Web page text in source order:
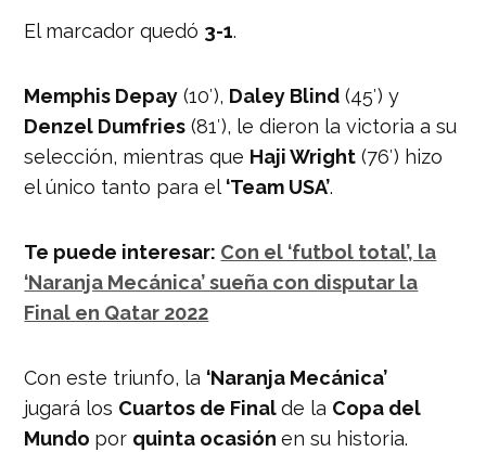
El marcador quedó 3-1.
Memphis Depay (10′), Daley Blind (45′) y
Denzel Dumfries (81′), le dieron la victoria a su
selección, mientras que Haji Wright (76′) hizo
el único tanto para el ‘Team USA’.
Te puede interesar: Con el ‘futbol total’, la
‘Naranja Mecánica’ sueña con disputar la
Final en Qatar 2022
Con este triunfo, la ‘Naranja Mecánica’
jugará los Cuartos de Finalde la Copa del
Mundo por quinta ocasiónen su historia.